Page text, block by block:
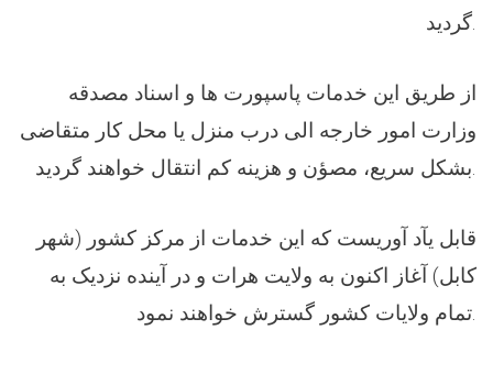
از طریق این خدمات پاسپورت ها و اسناد مصدقه
وزارت امور خارجه الی درب منزل یا محل کار متقاضی
قابل یآد آوریست که این خدمات از مرکز کشور (شهر
کابل) آغاز اکنون به ولایت هرات و در آینده نزدیک به